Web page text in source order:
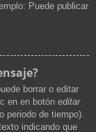
Puede publicar
borrar o editar
en en botón editar
periodo de tiempo).
indicando que